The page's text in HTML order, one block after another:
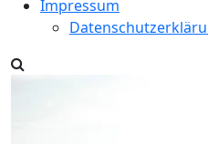
Impressum